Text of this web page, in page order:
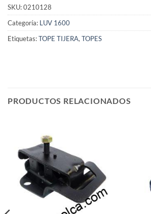
SKU:0210128
Categoría: LUV 1600
Etiquetas:TOPE TIJERA, TOPES
PRODUCTOS RELACIONADOS